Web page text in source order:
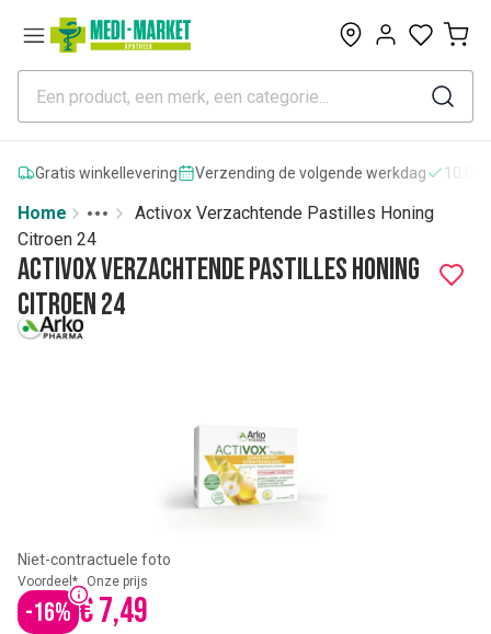
0
Gratis winkellevering Verzending de volgende werkdag
Home
More
Toggle menu
Activox Verzachtende Pastilles Honing
Citroen 24
Activox Verzachtende Pastilles Honing
Citroen 24
Niet-contractuele foto
Voordeel*
-16%
Onze prijs
€ 7,49